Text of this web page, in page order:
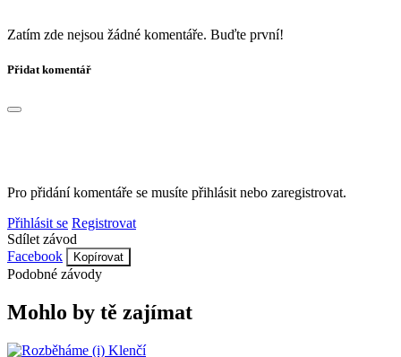
Zatím zde nejsou žádné komentáře. Buďte první!
Přidat komentář
Pro přidání komentáře se musíte přihlásit nebo zaregistrovat.
Přihlásit se Registrovat
Sdílet závod
Facebook
Kopírovat
Podobné závody
Mohlo by tě zajímat